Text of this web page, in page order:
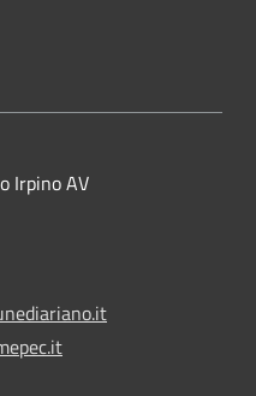
Irpino AV